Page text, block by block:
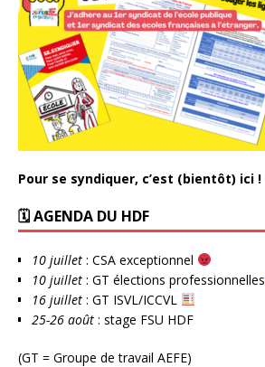
Pour se syndiquer, c’est (bientôt) ici !
🗓 AGENDA DU HDF
10 juillet : CSA exceptionnel
10 juillet : GT élections professionnelles
16 juillet : GT ISVL/ICCVL
25-26 août : stage FSU HDF
(GT = Groupe de travail AEFE)